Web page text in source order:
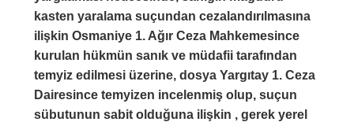
kasten yaralama suçundan cezalandırılmasına
ilişkin Osmaniye 1. Ağır Ceza Mahkemesince
kurulan hükmün sanık ve müdafii tarafından
temyiz edilmesi üzerine, dosya Yargıtay 1. Ceza
Dairesince temyizen incelenmiş olup, suçun
sübutunun sabit olduğuna ilişkin , gerek yerel